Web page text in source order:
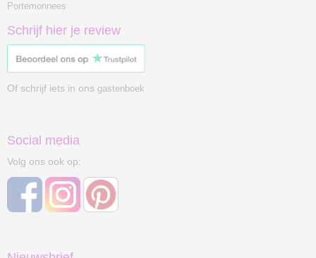
Portemonnees
Schrijf hier je review
Of schrijf iets in ons gastenboek
Social media
Volg ons ook op: